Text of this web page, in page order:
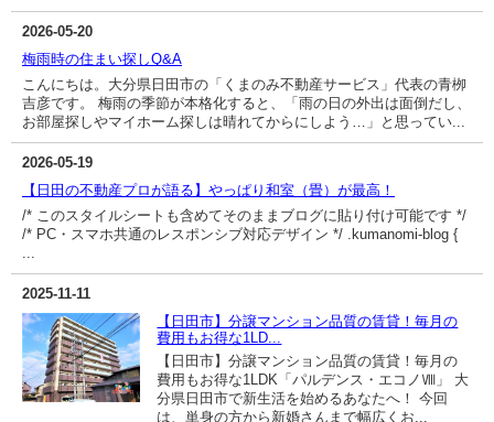
2026-05-20
梅雨時の住まい探しQ&A
こんにちは。大分県日田市の「くまのみ不動産サービス」代表の青栁
吉彦です。 梅雨の季節が本格化すると、「雨の日の外出は面倒だし、
お部屋探しやマイホーム探しは晴れてからにしよう…」と思ってい...
2026-05-19
【日田の不動産プロが語る】やっぱり和室（畳）が最高！
/* このスタイルシートも含めてそのままブログに貼り付け可能です */
/* PC・スマホ共通のレスポンシブ対応デザイン */ .kumanomi-blog {
2025-11-11
【日田市】分譲マンション品質の賃貸！毎月の
費用もお得な1LD...
【日田市】分譲マンション品質の賃貸！毎月の
費用もお得な1LDK「パルデンス・エコノⅧ」 大
分県日田市で新生活を始めるあなたへ！ 今回
は、単身の方から新婚さんまで幅広くお...